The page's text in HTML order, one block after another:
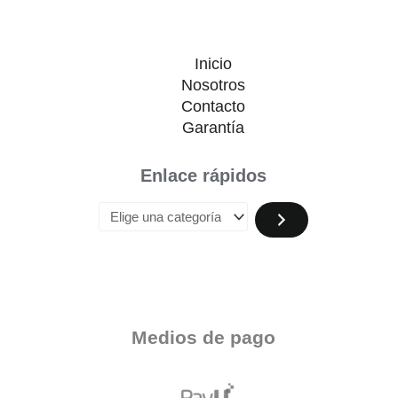
Inicio
Nosotros
Contacto
Garantía
Enlace rápidos
Medios de pago